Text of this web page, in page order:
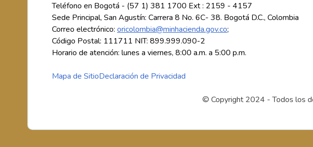
Teléfono en Bogotá - (57 1) 381 1700 Ext : 2159 - 4157
Sede Principal, San Agustín: Carrera 8 No. 6C- 38. Bogotá D.C., Colombia
Correo electrónico: oricolombia@minhacienda.gov.co;
Código Postal: 111711 NIT: 899.999.090-2
Horario de atención: lunes a viernes, 8:00 a.m. a 5:00 p.m.
Mapa de SitioDeclaración de Privacidad
© Copyright 2024 - Todos los